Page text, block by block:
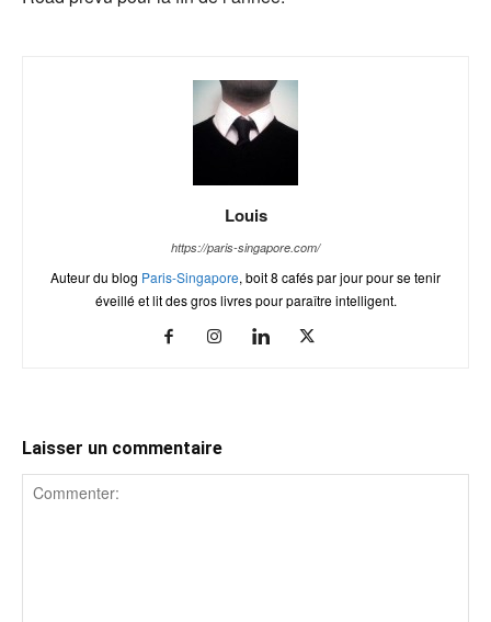
Louis
https://paris-singapore.com/
Auteur du blog Paris-Singapore, boit 8 cafés par jour pour se tenir
éveillé et lit des gros livres pour paraître intelligent.
Laisser un commentaire